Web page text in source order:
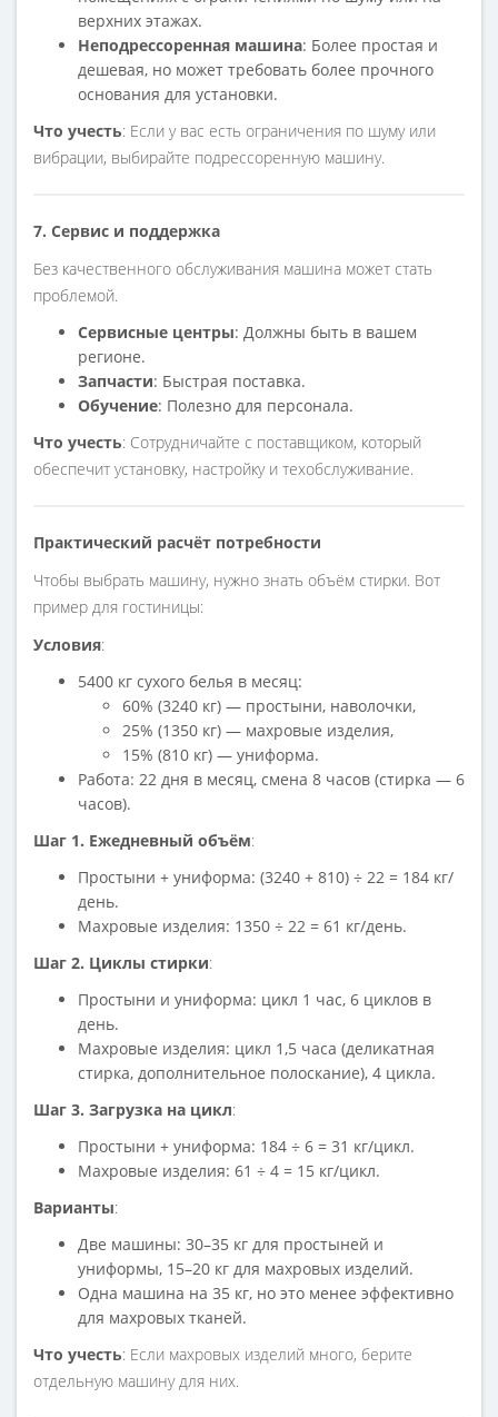
верхних этажах.
Неподрессоренная машина: Более простая и
дешевая, но может требовать более прочного
основания для установки.
Что учесть: Если у вас есть ограничения по шуму или
вибрации, выбирайте подрессоренную машину.
7. Сервис и поддержка
Без качественного обслуживания машина может стать
проблемой.
Сервисные центры: Должны быть в вашем
регионе.
Запчасти: Быстрая поставка.
Обучение: Полезно для персонала.
Что учесть: Сотрудничайте с поставщиком, который
обеспечит установку, настройку и техобслуживание.
Практический расчёт потребности
Чтобы выбрать машину, нужно знать объём стирки. Вот
пример для гостиницы:
Условия:
5400 кг сухого белья в месяц:
60% (3240 кг) — простыни, наволочки,
25% (1350 кг) — махровые изделия,
15% (810 кг) — униформа.
Работа: 22 дня в месяц, смена 8 часов (стирка — 6
часов).
Шаг 1. Ежедневный объём:
Простыни + униформа: (3240 + 810) ÷ 22 = 184 кг/
день.
Махровые изделия: 1350 ÷ 22 = 61 кг/день.
Шаг 2. Циклы стирки:
Простыни и униформа: цикл 1 час, 6 циклов в
день.
Махровые изделия: цикл 1,5 часа (деликатная
стирка, дополнительное полоскание), 4 цикла.
Шаг 3. Загрузка на цикл:
Простыни + униформа: 184 ÷ 6 = 31 кг/цикл.
Махровые изделия: 61 ÷ 4 = 15 кг/цикл.
Варианты:
Две машины: 30–35 кг для простыней и
униформы, 15–20 кг для махровых изделий.
Одна машина на 35 кг, но это менее эффективно
для махровых тканей.
Что учесть: Если махровых изделий много, берите
отдельную машину для них.